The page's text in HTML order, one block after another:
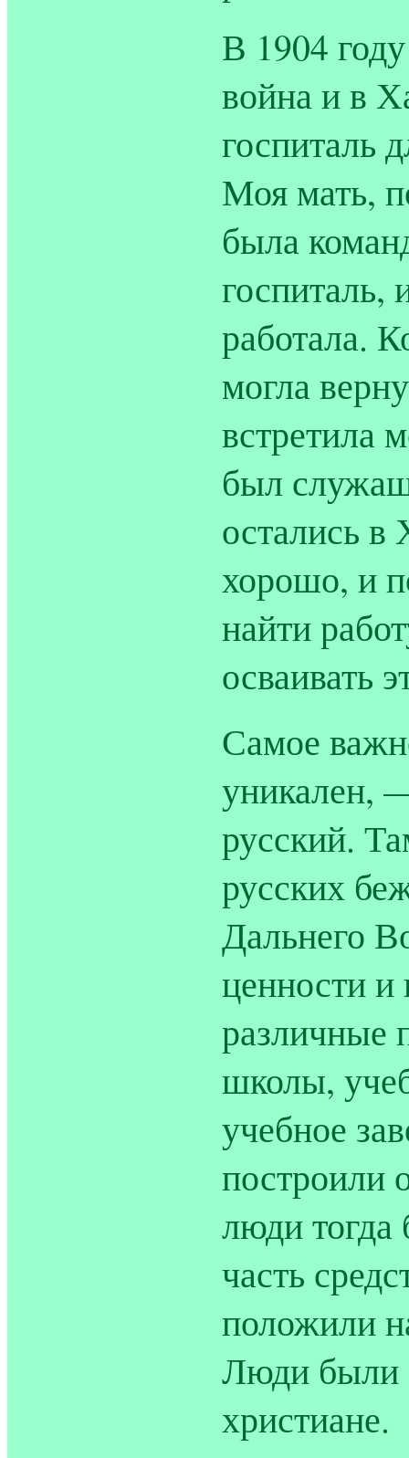
В 1904
война и в
госпиталь
Моя мать,
была
госпиталь,
работала.
могла
встретила
был
остались
хорошо, и
найти
осваивать
Самое
уникален,
русский.
русских
Дальнего
ценности и
различные
школы,
учебное
построили
люди
часть
положили
Люди были
христиане.